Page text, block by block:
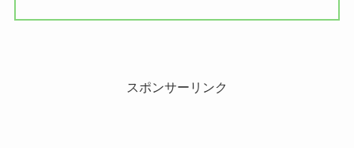
スポンサーリンク